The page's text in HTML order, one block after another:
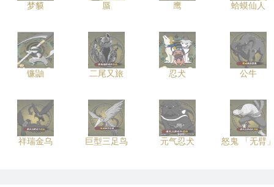
梦貘 蜃 鹰 蛤蟆仙人
镰鼬 二尾又旅 忍犬 公牛
祥瑞金乌 巨型三足鸟 元气忍犬 怒鬼 「无臂